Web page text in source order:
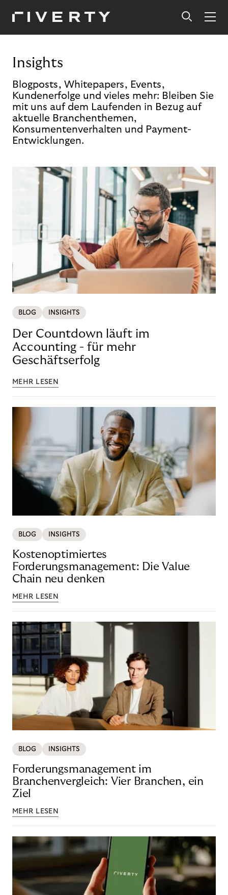
Insights
Blogposts, Whitepapers, Events,
Kundenerfolge und vieles mehr: Bleiben Sie
mit uns auf dem Laufenden in Bezug auf
aktuelle Branchenthemen,
Konsumentenverhalten und Payment-
Entwicklungen.
BLOG INSIGHTS
Der Countdown läuft im
Accounting - für mehr
Geschäftserfolg
MEHR LESEN
BLOG INSIGHTS
Kostenoptimiertes
Forderungsmanagement: Die Value
Chain neu denken
MEHR LESEN
BLOG INSIGHTS
Forderungsmanagement im
Branchenvergleich: Vier Branchen, ein
Ziel
MEHR LESEN